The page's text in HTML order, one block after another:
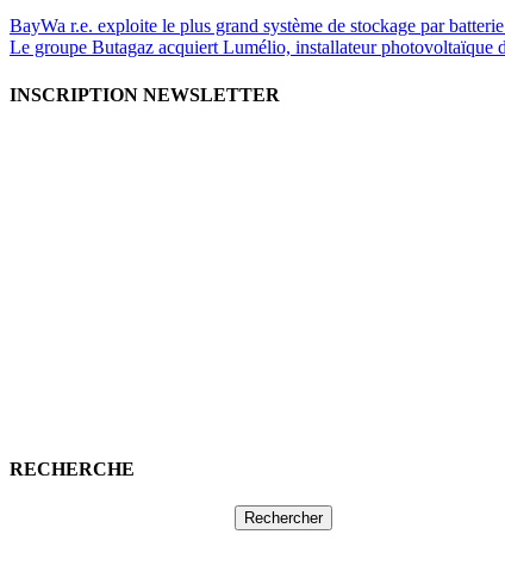
BayWa r.e. exploite le plus grand système de stockage par
Le groupe Butagaz acquiert Lumélio, installateur photovoltaïque
INSCRIPTION NEWSLETTER
RECHERCHE